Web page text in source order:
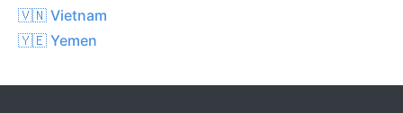
🇻🇳 Vietnam
🇾🇪 Yemen